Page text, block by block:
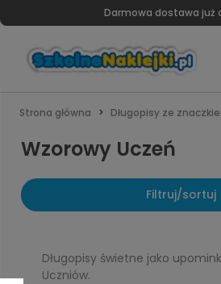
Darmowa dostawa już
Strona główna Długopisy ze
Wzorowy Uczeń
Filtruj/sortuj
Długopisy świetne jako
Uczniów.